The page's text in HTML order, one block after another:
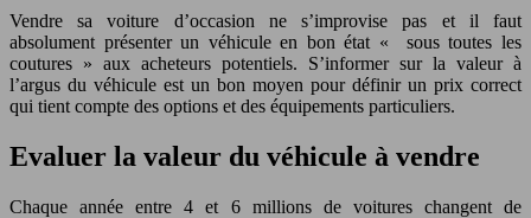
Vendre sa voiture d’occasion ne s’improvise pas et il faut
absolument présenter un véhicule en bon état « sous toutes les
coutures » aux acheteurs potentiels. S’informer sur la valeur à
l’argus du véhicule est un bon moyen pour définir un prix correct
qui tient compte des options et des équipements particuliers.
Evaluer la valeur du véhicule à vendre
Chaque année entre 4 et 6 millions de voitures changent de